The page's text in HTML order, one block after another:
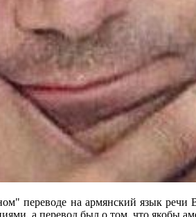
переводе на армянский язык
а перевод был о том, что якобы